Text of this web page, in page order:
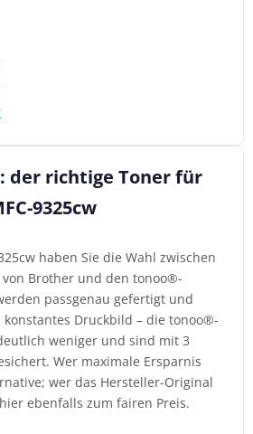
der richtige Toner für
9325cw
haben Sie die Wahl zwischen
Brother und den tonoo®-
passgenau gefertigt und
Druckbild – die tonoo®-
weniger und sind mit 3
Wer maximale Ersparnis
wer das Hersteller-Original
ebenfalls zum fairen Preis.